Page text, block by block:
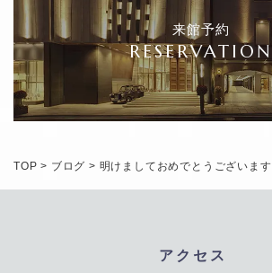
来館予約
RESERVATION
TOP > ブログ > 明けましておめでとうございます
アクセス